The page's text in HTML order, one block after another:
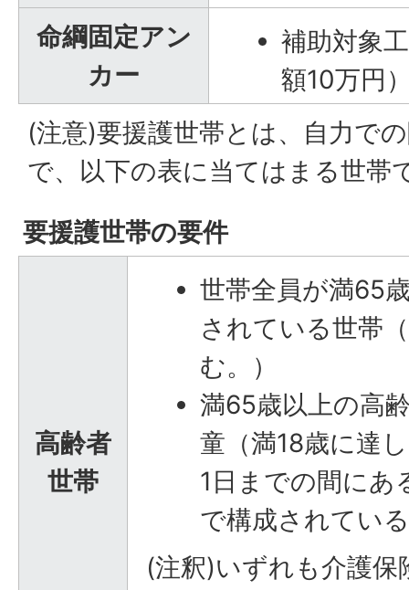
命綱固定アン
カー
補助対象
額10万円
(注意)要援護世帯とは、自力で
で、以下の表に当てはまる世帯
要援護世帯の要件
高齢者
世帯
世帯全員が満65
されている世帯
む。）
満65歳以上の高
童（満18歳に達
1日までの間にあ
で構成されてい
(注釈)いずれも介護